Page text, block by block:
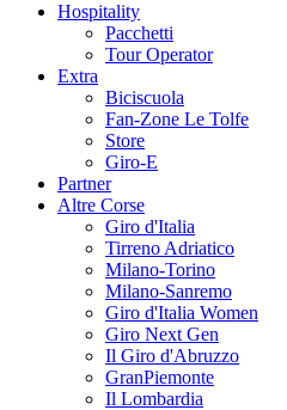
Hospitality
Pacchetti
Tour Operator
Extra
Biciscuola
Fan-Zone Le Tolfe
Store
Giro-E
Partner
Altre Corse
Giro d'Italia
Tirreno Adriatico
Milano-Torino
Milano-Sanremo
Giro d'Italia Women
Giro Next Gen
Il Giro d'Abruzzo
GranPiemonte
Il Lombardia